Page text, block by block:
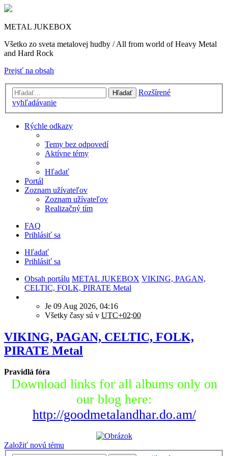
METAL JUKEBOX
Všetko zo sveta metalovej hudby / All from world of Heavy Metal
and Hard Rock
Prejsť na obsah
Hľadať
Rozšírené
vyhľadávanie
Rýchle odkazy
Temy bez odpovedí
Aktívne témy
Hľadať
Portál
Zoznam užívateľov
Zoznam užívateľov
Realizačný tím
FAQ
Prihlásiť sa
Hľadať
Prihlásiť sa
Obsah portálu METAL JUKEBOX VIKING, PAGAN,
CELTIC, FOLK, PIRATE Metal
Je 09 Aug 2026, 04:16
Všetky časy sú v UTC+02:00
VIKING, PAGAN, CELTIC, FOLK,
PIRATE Metal
Pravidlá fóra
Download links for all albums only on
our blog here:
http://goodmetalandhar.do.am/
Založiť novú tému